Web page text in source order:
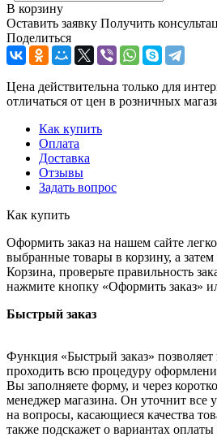
В корзину
Оставить заявку Получить
Поделиться
Цена действительна только для
отличаться от цен в розничных
Как купить
Оплата
Доставка
Отзывы
Задать вопрос
Как купить
Оформить заказ на нашем сайте
выбранные товары в корзину, а
Корзина, проверьте правильность
нажмите кнопку «Оформить заказ»
Быстрый заказ
Функция «Быстрый заказ»
проходить всю процедуру
Вы заполняете форму, и через
менеджер магазина. Он уточнит все
на вопросы, касающиеся качества
также подскажет о вариантах оплаты